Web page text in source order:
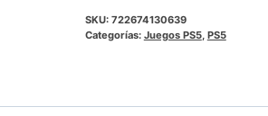
SKU: 722674130639
Categorías: Juegos PS5, PS5